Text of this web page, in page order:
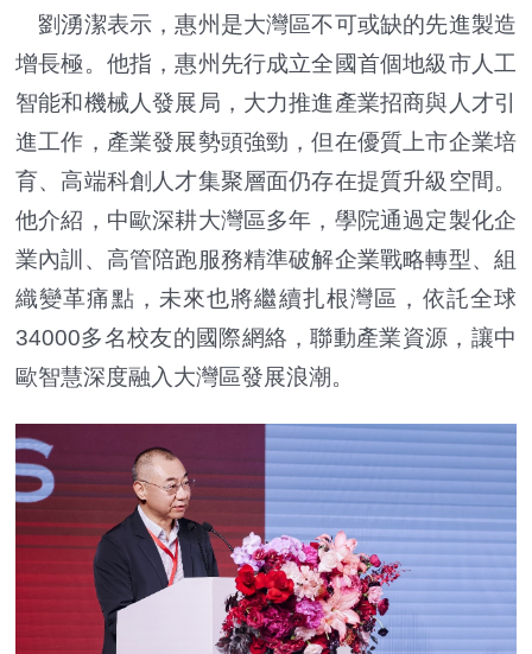
劉湧潔表示，惠州是大灣區不可或缺的先進製造
增長極。他指，惠州先行成立全國首個地級市人工
智能和機械人發展局，大力推進產業招商與人才引
進工作，產業發展勢頭強勁，但在優質上市企業培
育、高端科創人才集聚層面仍存在提質升級空間。
他介紹，中歐深耕大灣區多年，學院通過定製化企
業內訓、高管陪跑服務精準破解企業戰略轉型、組
織變革痛點，未來也將繼續扎根灣區，依託全球
34000多名校友的國際網絡，聯動產業資源，讓中
歐智慧深度融入大灣區發展浪潮。